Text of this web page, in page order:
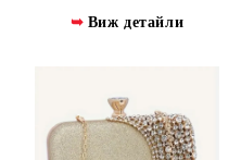
Виж детайли